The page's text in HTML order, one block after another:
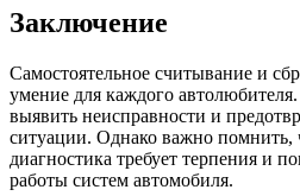
Заключение
Самостоятельное считывание и
умение для каждого
выявить неисправности и
ситуации. Однако важно помнить,
диагностика требует терпения и
работы систем автомобиля.